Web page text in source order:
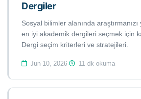
Dergiler
Sosyal bilimler alanında araştırmanızı
en iyi akademik dergileri seçmek için
Dergi seçim kriterleri ve stratejileri.
Jun 10, 2026· 11 dk okuma